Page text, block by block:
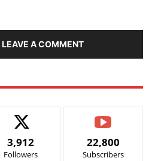
LEAVE A COMMENT
3,912
Followers
22,800
Subscribers